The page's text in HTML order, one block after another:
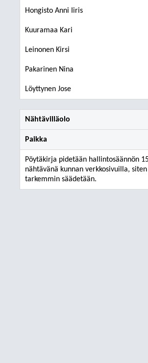
Hongisto Anni Iiris
Kuuramaa Kari
Leinonen Kirsi
Pakarinen Nina
Löyttynen Jose
Nähtävilläolo
Paikka
Pöytäkirja pidetään hallintosäännön
nähtävänä kunnan verkkosivuilla,
tarkemmin säädetään.